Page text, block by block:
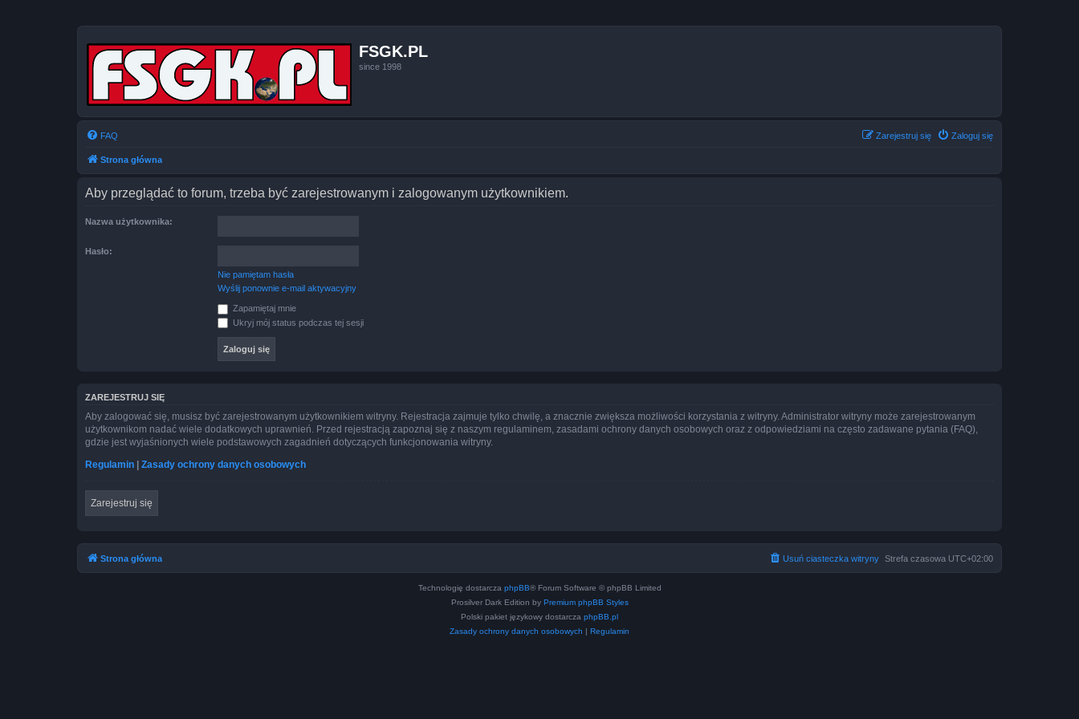
FSGK.PL
since 1998
FAQ Zaloguj się
Zarejestruj się
Strona główna
Aby przeglądać to forum, trzeba być zarejestrowanym i zalogowanym użytkownikiem.
Nazwa użytkownika:
Hasło:
Nie pamiętam hasła
Wyślij ponownie e-mail aktywacyjny
Zapamiętaj mnie
Ukryj mój status podczas tej sesji
ZAREJESTRUJ SIĘ
Aby zalogować się, musisz być zarejestrowanym użytkownikiem witryny. Rejestracja zajmuje tylko chwilę, a znacznie zwiększa możliwości korzystania z witryny. Administrator witryny może zarejestrowanym
użytkownikom nadać wiele dodatkowych uprawnień. Przed rejestracją zapoznaj się z naszym regulaminem, zasadami ochrony danych osobowych oraz z odpowiedziami na często zadawane pytania (FAQ),
gdzie jest wyjaśnionych wiele podstawowych zagadnień dotyczących funkcjonowania witryny.
Regulamin | Zasady ochrony danych osobowych
Zarejestruj się
Strona główna Strefa czasowa UTC+02:00
Usuń ciasteczka witryny
Technologię dostarcza phpBB® Forum Software © phpBB Limited
Prosilver Dark Edition by Premium phpBB Styles
Polski pakiet językowy dostarcza phpBB.pl
Zasady ochrony danych osobowych | Regulamin